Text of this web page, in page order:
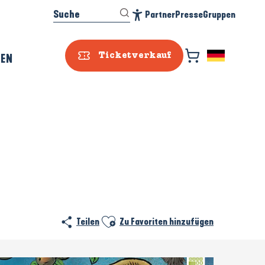
Ticketverkauf
Suche PartnerPresseGruppen
Teilen Ajouter aux favoris
Zu Favoriten hinzufügen